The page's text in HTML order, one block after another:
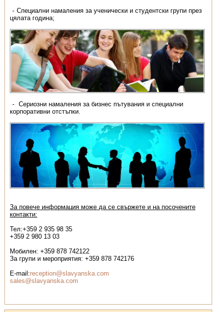
Специални намаления за ученически и студентски групи през
цялата година;
Сериозни намаления за бизнес пътувания и специални
корпоративни отстъпки.
За повече информация може да се свържете и на посочените
контакти:
Тел:+359 2 935 98 35
+359 2 980 13 03
Мобилен: +359 878 742122
За групи и мероприятия: +359 878 742176
E-mail:reception@slavyanska.com
sales@slavyanska.com